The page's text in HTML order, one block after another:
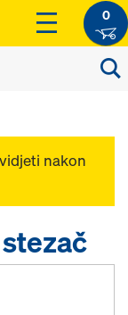
0
nakon